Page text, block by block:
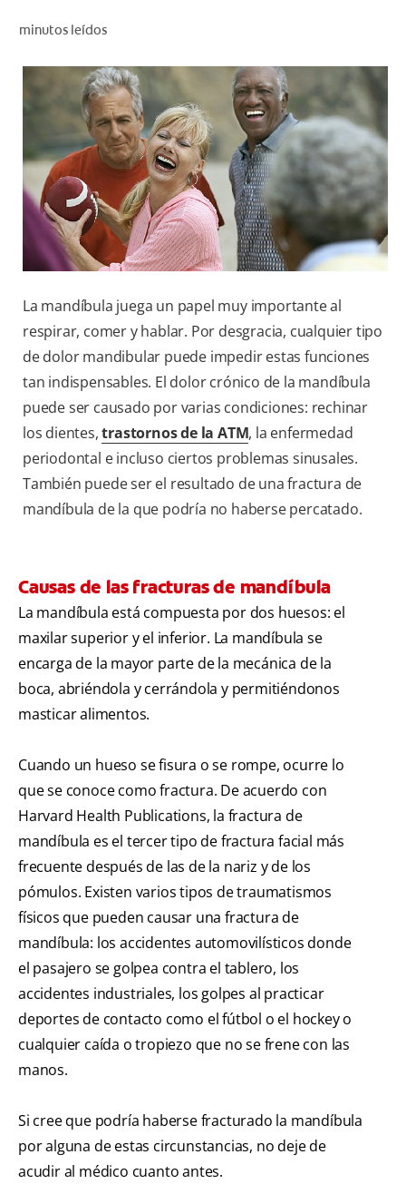
PARA PROFESIONALES
CL (ES)
SUSCRÍBASE
minutos leídos
La mandíbula juega un papel muy importante al
respirar, comer y hablar. Por desgracia, cualquier tipo
de dolor mandibular puede impedir estas funciones
tan indispensables. El dolor crónico de la mandíbula
puede ser causado por varias condiciones: rechinar
los dientes,trastornos de la ATM, la enfermedad
periodontal e incluso ciertos problemas sinusales.
También puede ser el resultado de una fractura de
mandíbula de la que podría no haberse percatado.
Causas de las fracturas de mandíbula
La mandíbula está compuesta por dos huesos: el
maxilar superior y el inferior. La mandíbula se
encarga de la mayor parte de la mecánica de la
boca, abriéndola y cerrándola y permitiéndonos
masticar alimentos.
Cuando un hueso se fisura o se rompe, ocurre lo
que se conoce como fractura. De acuerdo con
Harvard Health Publications, la fractura de
mandíbula es el tercer tipo de fractura facial más
frecuente después de las de la nariz y de los
pómulos. Existen varios tipos de traumatismos
físicos que pueden causar una fractura de
mandíbula: los accidentes automovilísticos donde
el pasajero se golpea contra el tablero, los
accidentes industriales, los golpes al practicar
deportes de contacto como el fútbol o el hockey o
cualquier caída o tropiezo que no se frene con las
manos.
Si cree que podría haberse fracturado la mandíbula
por alguna de estas circunstancias, no deje de
acudir al médico cuanto antes.